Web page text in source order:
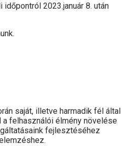
2023.január 8. után
saját, illetve harmadik fél által
felhasználói élmény növelése
fejlesztéséhez